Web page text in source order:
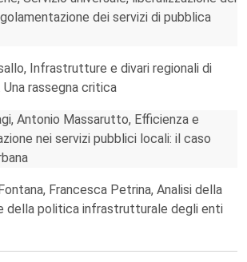
dei servizi di pubblica
Infrastrutture e divari regionali di
rassegna critica
Antonio Massarutto, Efficienza e
nei servizi pubblici locali: il caso
Francesca Petrina, Analisi della
della politica infrastrutturale degli enti